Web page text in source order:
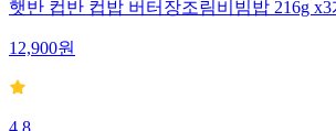
햇반 컵반 컵밥 버터장조림비빔밥 216g x3
12,900원